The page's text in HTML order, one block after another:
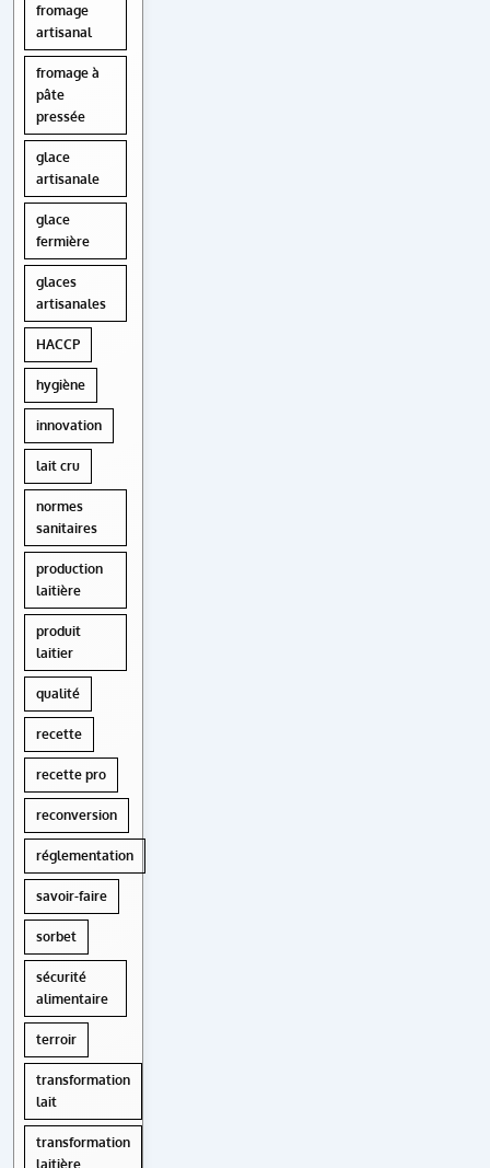
fromage
artisanal
fromage à
pâte
pressée
glace
artisanale
glace
fermière
glaces
artisanales
HACCP
hygiène
innovation
lait cru
normes
sanitaires
production
laitière
produit
laitier
qualité
recette
recette pro
reconversion
réglementation
savoir-faire
sorbet
sécurité
alimentaire
terroir
transformation
lait
transformation
laitière